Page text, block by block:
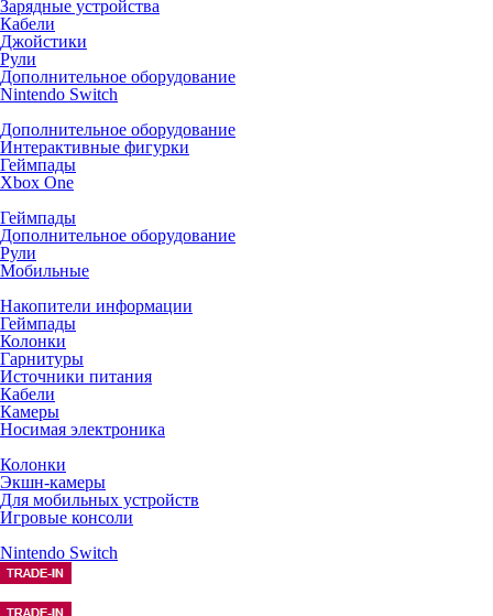
Зарядные устройства
Кабели
Джойстики
Рули
Дополнительное оборудование
Nintendo Switch
Дополнительное оборудование
Интерактивные фигурки
Геймпады
Xbox One
Геймпады
Дополнительное оборудование
Рули
Мобильные
Накопители информации
Геймпады
Колонки
Гарнитуры
Источники питания
Кабели
Камеры
Носимая электроника
Колонки
Экшн-камеры
Для мобильных устройств
Игровые консоли
Nintendo Switch